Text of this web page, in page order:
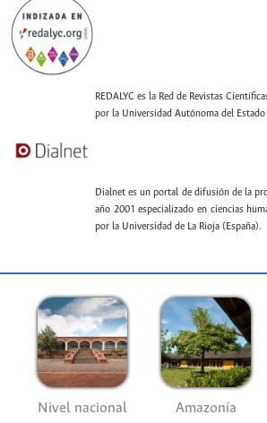
REDALYC es la Red de Revistas
por la Universidad Autónoma del Estado
Dialnet es un portal de difusión de la
año 2001 especializado en ciencias
por la Universidad de La Rioja (España).
Nivel nacional Amazonía